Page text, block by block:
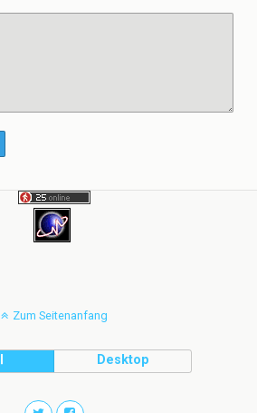
Zum Seitenanfang
Desktop